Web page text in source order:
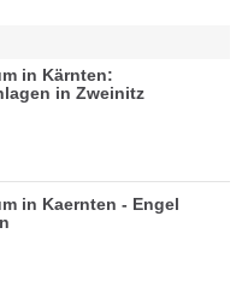
in Kärnten:
in Zweinitz
in Kaernten - Engel